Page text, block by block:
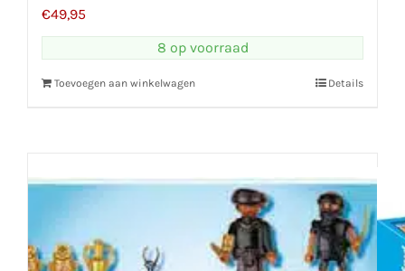
€49,95
8 op voorraad
Toevoegen aan winkelwagen Details